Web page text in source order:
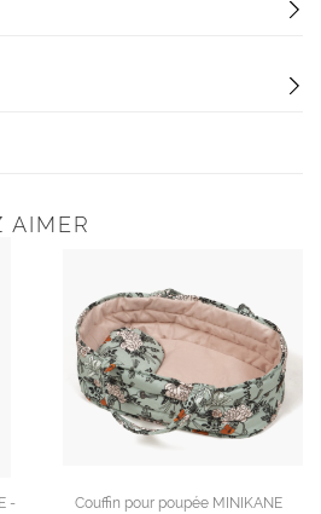
AIMER
-
Couffin pour poupée MINIKANE